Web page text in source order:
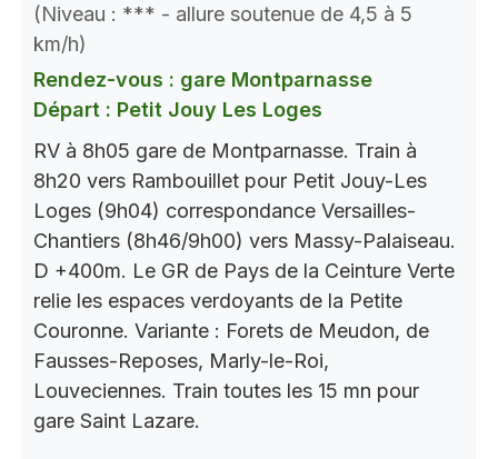
(Niveau : *** - allure soutenue de 4,5 à 5
km/h)
Rendez-vous : gare Montparnasse
Départ : Petit Jouy Les Loges
RV à 8h05 gare de Montparnasse. Train à
8h20 vers Rambouillet pour Petit Jouy-Les
Loges (9h04) correspondance Versailles-
Chantiers (8h46/9h00) vers Massy-Palaiseau.
D +400m. Le GR de Pays de la Ceinture Verte
relie les espaces verdoyants de la Petite
Couronne. Variante : Forets de Meudon, de
Fausses-Reposes, Marly-le-Roi,
Louveciennes. Train toutes les 15 mn pour
gare Saint Lazare.